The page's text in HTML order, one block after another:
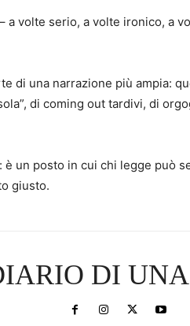
volte serio, a volte ironico, a
di una narrazione più ampia:
di coming out tardivi, di
un posto in cui chi legge può
giusto.
DI